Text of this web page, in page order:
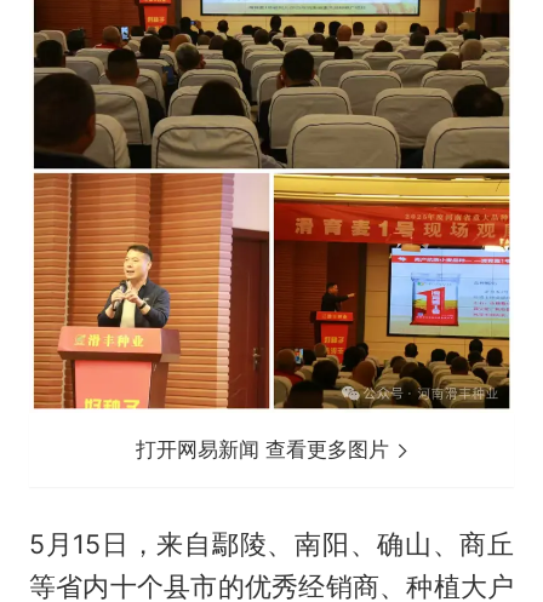
打开网易新闻 查看更多图片
5月15日，来自鄢陵、南阳、确山、商丘
等省内十个县市的优秀经销商、种植大户